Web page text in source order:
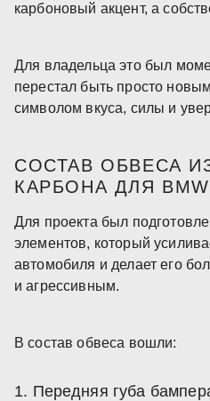
карбоновый акцент, а
Для владельца это был
перестал быть просто
символом вкуса, силы и
СОСТАВ ОБВЕСА
КАРБОНА ДЛЯ BMW
Для проекта был
элементов, который
автомобиля и делает его
и агрессивным.
В состав обвеса вошли:
Передняя губа